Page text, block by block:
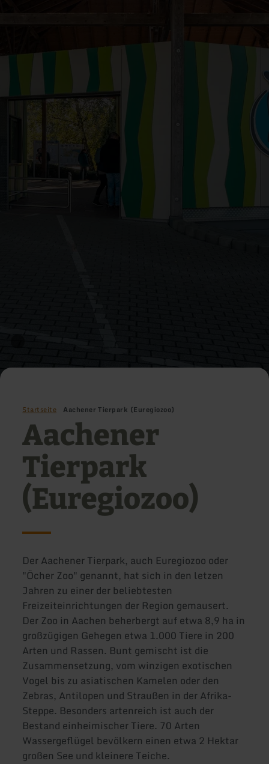
Startseite Aachener Tierpark (Euregiozoo)
Aachener
Tierpark
(Euregiozoo)
Der Aachener Tierpark, auch Euregiozoo oder
"Öcher Zoo" genannt, hat sich in den letzen
Jahren zu einer der beliebtesten
Freizeiteinrichtungen der Region gemausert.
Der Zoo in Aachen beherbergt auf etwa 8,9 ha in
großzügigen Gehegen etwa 1.000 Tiere in 200
Arten und Rassen. Bunt gemischt ist die
Zusammensetzung, vom winzigen exotischen
Vogel bis zu asiatischen Kamelen oder den
Zebras, Antilopen und Straußen in der Afrika-
Steppe. Besonders artenreich ist auch der
Bestand einheimischer Tiere. 70 Arten
Wassergeflügel bevölkern einen etwa 2 Hektar
großen See und kleinere Teiche.